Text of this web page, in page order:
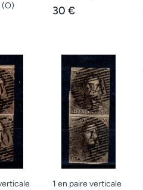
(O) 30 €
1 en paire verticale